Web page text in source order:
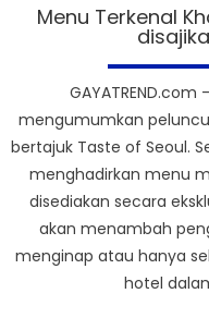
Menu Terkenal
GAYATREND.com
mengumumkan
bertajuk Taste of Seoul.
menghadirkan menu
disediakan secara
akan menambah
menginap atau hanya
hotel